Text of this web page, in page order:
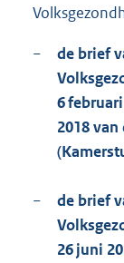
−
de brief
6
2018
−
de brief
26 juni